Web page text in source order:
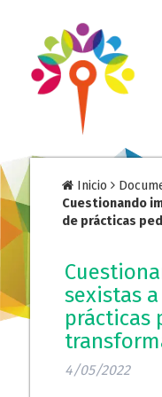
Inicio
Cuestionando
de prácticas
sexistas
prácticas
4/05/2022